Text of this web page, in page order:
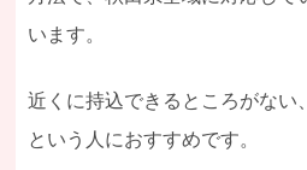
います。
近くに持込できるところがない
という人におすすめです。